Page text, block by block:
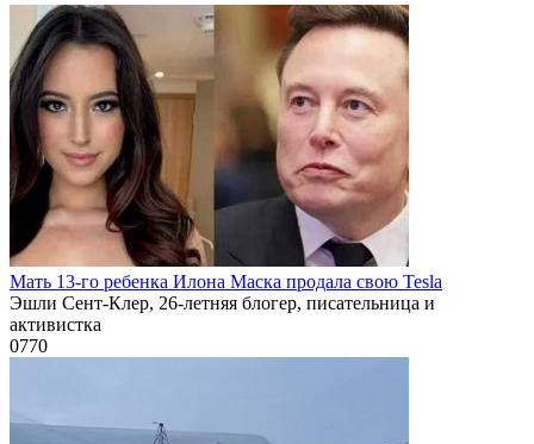
Мать 13-го ребенка Илона Маска продала свою Tesla
Эшли Сент-Клер, 26-летняя блогер, писательница и
активистка
0770